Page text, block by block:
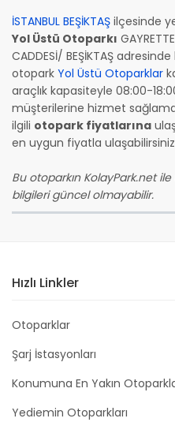
İSTANBUL BEŞİKTAŞ ilçesinde
Yol Üstü Otoparkı
CADDESİ/ BEŞİKTAŞ
otopark Yol Üstü Otoparklar
araçlık kapasiteyle 08:00-
müşterilerine hizmet
ilgili otopark fiyatlarına
en uygun fiyatla
Bu otoparkın KolayPark.net
bilgileri güncel olmayabilir.
Hızlı Linkler
Otoparklar
Şarj İstasyonları
Konumuna En Yakın
Yediemin Otoparkları